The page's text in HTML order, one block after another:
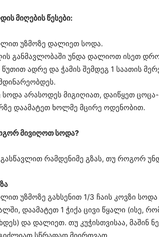
მიღების წესები:
უზმოზე დალიეთ სოდა.
განმავლობაში უნდა დალიოთ ისეთ
წუთით ადრე და ჭამის შემდეგ 1 საათის
სოდა არასოდეს მიგიღიათ, დაიწყეთ
დაამატეთ ხოლმე მცირე ოდენობით.
მივიღოთ სოდა?
გასწავლით რამდენიმე გზას, თუ როგორ
უზმოზე გახსენით 1/3 ჩაის კოვზი
დაამატეთ 1 ჭიქა ცივი წყალი (ისე,
და დალიეთ. თუ კუჭისთვისაა, მაშინ